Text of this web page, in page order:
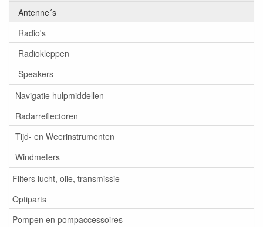
Antenne´s
Radio's
Radiokleppen
Speakers
Navigatie hulpmiddellen
Radarreflectoren
Tijd- en Weerinstrumenten
Windmeters
Filters lucht, olie, transmissie
Optiparts
Pompen en pompaccessoires